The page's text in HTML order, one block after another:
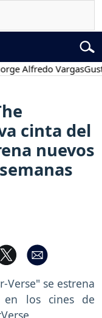
VargasGustavo
cinta del
nuevos